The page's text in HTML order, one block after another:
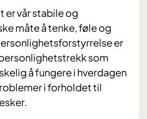
er vår stabile og
måte å tenke, føle og
er
som
å fungere i hverdagen
i forholdet til